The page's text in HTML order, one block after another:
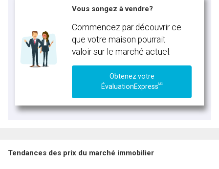
Vous songez à vendre?
Commencez par découvrir ce
que votre maison pourrait
valoir sur le marché actuel.
Obtenez votre
ÉvaluationExpressMC
Tendances des prix du marché immobilier